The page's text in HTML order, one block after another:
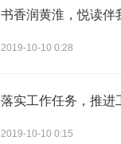
书香润黄淮，悦读伴
2019-10-10 0:28
落实工作任务，推
2019-10-10 0:15